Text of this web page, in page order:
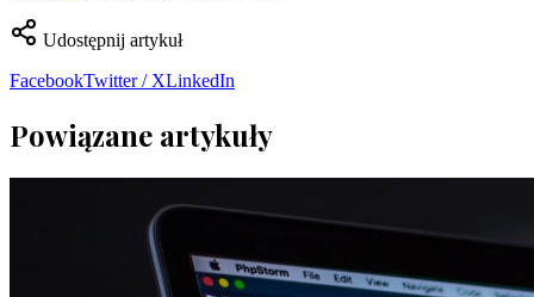
Udostępnij artykuł
FacebookTwitter / XLinkedIn
Powiązane artykuły